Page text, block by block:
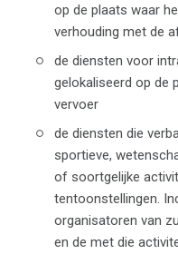
op de plaats waar
verhouding met de
de diensten voor
gelokaliseerd op de
vervoer
de diensten die
sportieve,
of soortgelijke
tentoonstellingen.
organisatoren van
en de met die